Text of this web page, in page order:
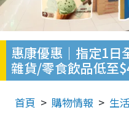
惠康優惠｜指定1日
雜貨/零食飲品低至
首頁 購物情報 生